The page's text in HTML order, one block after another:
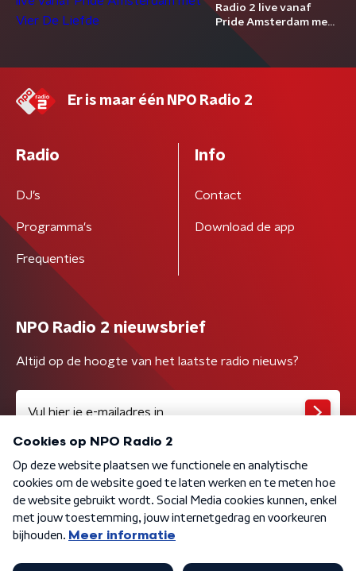
Radio 2 live vanaf
Pride Amsterdam met
Vier De Liefde
Er is maar één NPO Radio 2
Radio
DJ’s
Programma's
Frequenties
Info
Contact
Download de app
NPO Radio 2 nieuwsbrief
Altijd op de hoogte van het laatste radio nieuws?
Algemene voorwaarden